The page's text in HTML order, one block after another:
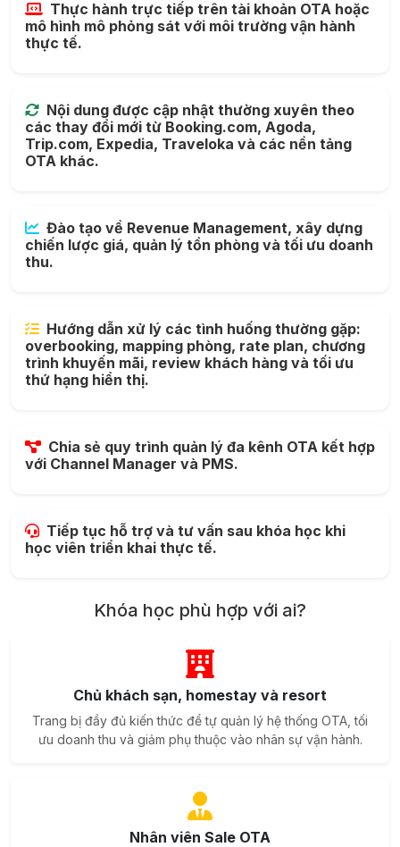
Thực hành trực tiếp trên tài khoản OTA hoặc
mô hình mô phỏng sát với môi trường vận hành
thực tế.
Nội dung được cập nhật thường xuyên theo
các thay đổi mới từ Booking.com, Agoda,
Trip.com, Expedia, Traveloka và các nền tảng
OTA khác.
Đào tạo về Revenue Management, xây dựng
chiến lược giá, quản lý tồn phòng và tối ưu doanh
thu.
Hướng dẫn xử lý các tình huống thường gặp:
overbooking, mapping phòng, rate plan, chương
trình khuyến mãi, review khách hàng và tối ưu
thứ hạng hiển thị.
Chia sẻ quy trình quản lý đa kênh OTA kết hợp
với Channel Manager và PMS.
Tiếp tục hỗ trợ và tư vấn sau khóa học khi
học viên triển khai thực tế.
Khóa học phù hợp với ai?
Chủ khách sạn, homestay và resort
Trang bị đầy đủ kiến thức để tự quản lý hệ thống OTA, tối
ưu doanh thu và giảm phụ thuộc vào nhân sự vận hành.
Nhân viên Sale OTA